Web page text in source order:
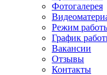
Фотогалерея
Режим
График
Вакансии
Отзывы
Контакты